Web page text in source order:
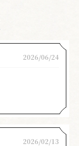
2026/06/24
2026/02/13